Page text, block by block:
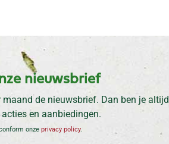
nieuwsbrief
de nieuwsbrief. Dan ben je altijd
en aanbiedingen.
onze privacy policy.